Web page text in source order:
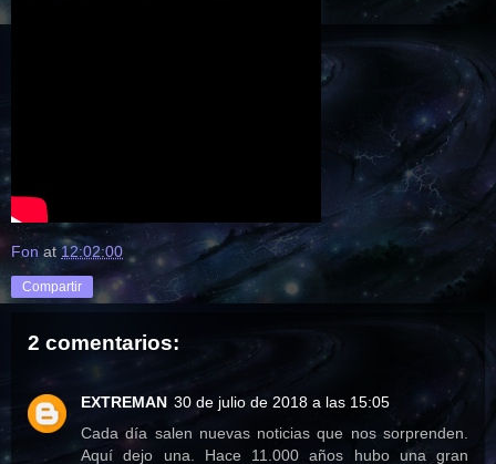
Fon at 12:02:00
Compartir
2 comentarios:
EXTREMAN 30 de julio de 2018 a las 15:05
Cada día salen nuevas noticias que nos sorprenden.
Aquí dejo una. Hace 11.000 años hubo una gran